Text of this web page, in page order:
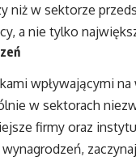
niż w sektorze
a nie tylko
wpływającymi
w sektorach
firmy oraz